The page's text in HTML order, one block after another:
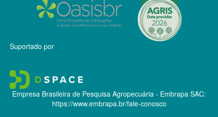
Suportado por
Empresa Brasileira de Pesquisa Agropecuária - Embrapa SAC:
https://www.embrapa.br/fale-conosco